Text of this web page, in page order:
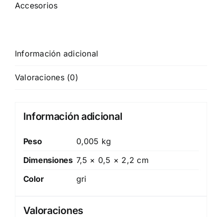
Accesorios
Información adicional
Valoraciones (0)
Información adicional
Peso
0,005 kg
Dimensiones 7,5 × 0,5 × 2,2 cm
Color
gri
Valoraciones